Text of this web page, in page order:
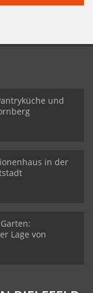
und
in der
Lage von